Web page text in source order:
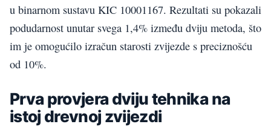
u binarnom sustavu KIC 10001167. Rezultati su pokazali
podudarnost unutar svega 1,4% između dviju metoda, što
im je omogućilo izračun starosti zvijezde s preciznošću
od 10%.
Prva provjera dviju tehnika na
istoj drevnoj zvijezdi